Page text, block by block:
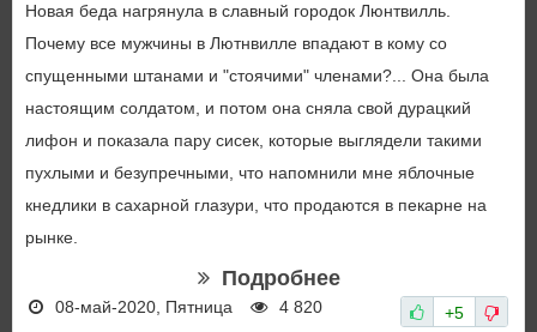
Новая беда нагрянула в славный городок Люнтвилль.
Почему все мужчины в Лютнвилле впадают в кому со
спущенными штанами и "стоячими" членами?... Она была
настоящим солдатом, и потом она сняла свой дурацкий
лифон и показала пару сисек, которые выглядели такими
пухлыми и безупречными, что напомнили мне яблочные
кнедлики в сахарной глазури, что продаются в пекарне на
рынке.
Подробнее
08-май-2020, Пятница 4 820 +5